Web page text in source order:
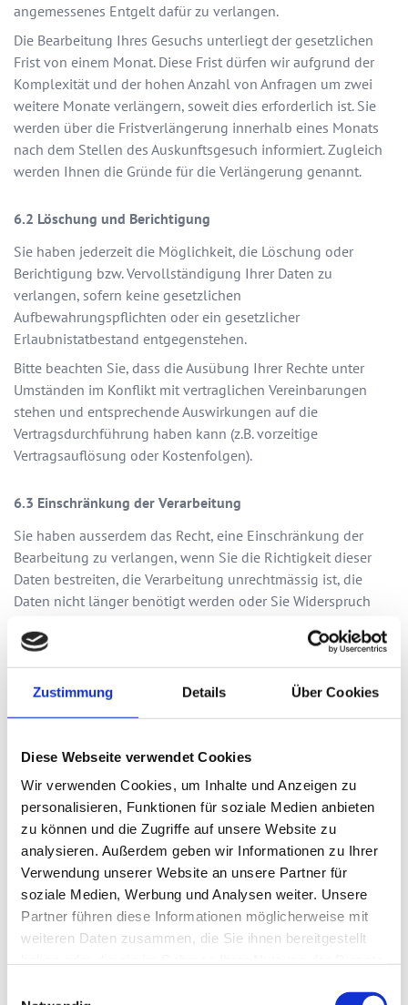
Zustimmung Details Über Cookies
Diese Webseite verwendet Cookies
Wir verwenden Cookies, um Inhalte und Anzeigen zu
personalisieren, Funktionen für soziale Medien anbieten
zu können und die Zugriffe auf unsere Website zu
analysieren. Außerdem geben wir Informationen zu Ihrer
Verwendung unserer Website an unsere Partner für
soziale Medien, Werbung und Analysen weiter. Unsere
Partner führen diese Informationen möglicherweise mit
weiteren Daten zusammen, die Sie ihnen bereitgestellt
angemessenes Entgelt dafür zu verlangen.
Die Bearbeitung Ihres Gesuchs unterliegt der gesetzlichen
Frist von einem Monat. Diese Frist dürfen wir aufgrund der
Komplexität und der hohen Anzahl von Anfragen um zwei
weitere Monate verlängern, soweit dies erforderlich ist. Sie
werden über die Fristverlängerung innerhalb eines Monats
nach dem Stellen des Auskunftsgesuch informiert. Zugleich
werden Ihnen die Gründe für die Verlängerung genannt.
Löschung und Berichtigung
Sie haben jederzeit die Möglichkeit, die Löschung oder
Berichtigung bzw. Vervollständigung Ihrer Daten zu
verlangen, sofern keine gesetzlichen
Aufbewahrungspflichten oder ein gesetzlicher
Erlaubnistatbestand entgegenstehen.
Bitte beachten Sie, dass die Ausübung Ihrer Rechte unter
Umständen im Konflikt mit vertraglichen Vereinbarungen
stehen und entsprechende Auswirkungen auf die
Vertragsdurchführung haben kann (z.B. vorzeitige
Vertragsauflösung oder Kostenfolgen).
Einschränkung der Verarbeitung
Sie haben ausserdem das Recht, eine Einschränkung der
Bearbeitung zu verlangen, wenn Sie die Richtigkeit dieser
Daten bestreiten, die Verarbeitung unrechtmässig ist, die
Daten nicht länger benötigt werden oder Sie Widerspruch
Wird die Verarbeitung der Daten eingeschränkt, dürfen diese
nur noch gespeichert werden. Eine weitergehende
Verarbeitung darf nur mit Ihrer Einwilligung, zur
Geltendmachung, Ausübung oder Verteidigung von
Person oder aus Gründen eines wichtigen öffentlichen
Interesses erfolgen. Im Falle einer Aufhebung der
Einschränkung werden Sie benachrichtigt.
Recht auf Datenübertragbarkeit
Sie haben das Recht, die Sie betreffenden
personenbezogenen Daten, die Sie uns bereitgestellt haben,
in einem strukturierten, gängigen und maschinenlesbaren
Format zu erhalten und diese Daten einem anderen
personenbezogenen Daten bereitgestellt wurden, zu